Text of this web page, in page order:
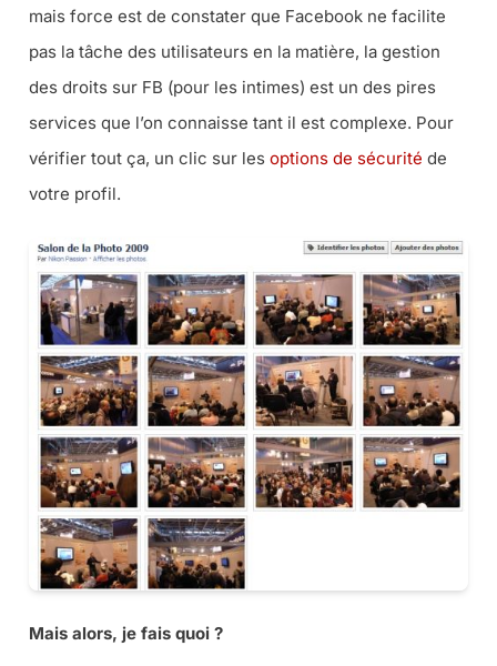
mais force est de constater que Facebook ne facilite
pas la tâche des utilisateurs en la matière, la gestion
des droits sur FB (pour les intimes) est un des pires
services que l’on connaisse tant il est complexe. Pour
vérifier tout ça, un clic sur les options de sécurité de
votre profil.
Mais alors, je fais quoi ?